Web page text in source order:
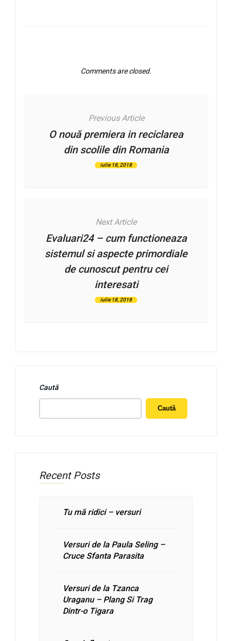
Comments are closed.
Previous Article
O nouă premiera in reciclarea
din scolile din Romania
iulie 18, 2018
Next Article
Evaluari24 – cum functioneaza
sistemul si aspecte primordiale
de cunoscut pentru cei
interesati
iulie 18, 2018
Caută
Caută
Recent Posts
Tu mă ridici – versuri
Versuri de la Paula Seling –
Cruce Sfanta Parasita
Versuri de la Tzanca
Uraganu – Plang Si Trag
Dintr-o Tigara